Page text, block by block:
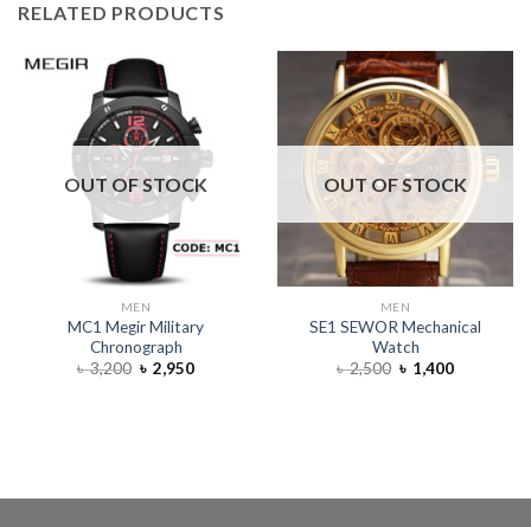
RELATED PRODUCTS
OUT OF STOCK
MEN
MC1 Megir Military
Chronograph
৳3,200 ৳ 2,950
OUT OF STOCK
MEN
SE1 SEWOR Mechanical
Watch
৳2,500 ৳ 1,400